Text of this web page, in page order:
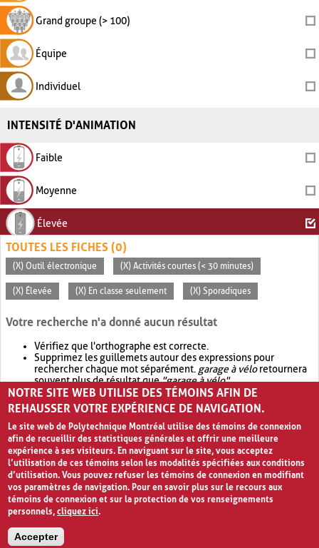
Grand groupe (> 100)
Équipe
Individuel
INTENSITÉ D'ANIMATION
Faible
Moyenne
Élevée
TOUTES LES FICHES (0)
(X) Outil électronique (X) Activités courtes (< 30 minutes)
(X) Élevée (X) En classe seulement (X) Sporadiques
Votre recherche n'a donné aucun résultat
Vérifiez que l'orthographe est correcte.
Supprimez les guillemets autour des expressions pour
rechercher chaque mot séparément. garage à véloretournera
souvent plus de résultat que"garage à vélo".
Envisagez d'élargir votre recherche avec OR.garage OR vélo
retournera souvent plus de résultat quegarage à vélo
NOTRE SITE WEB UTILISE DES TÉMOINS AFIN DE
REHAUSSER VOTRE EXPÉRIENCE DE NAVIGATION.
Le site web de Polytechnique Montréal utilise des témoins de connexion
afin de recueillir des statistiques générales et offrir une meilleure
expérience à ses visiteurs. En naviguant sur le site, vous acceptez
l’utilisation de ces témoins selon les modalités spécifiées aux conditions
d’utilisation. Vous pouvez refuser les témoins de connexion en modifiant
vos paramètres de navigation. Pour en savoir plus sur le recours aux
témoins de connexion et sur la protection de vos renseignements
personnels,cliquez ici.
Accepter